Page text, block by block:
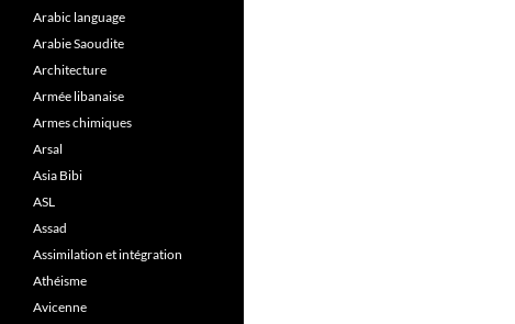
Arabic language
Arabie Saoudite
Architecture
Armée libanaise
Armes chimiques
Arsal
Asia Bibi
ASL
Assad
Assimilation et intégration
Athéisme
Avicenne